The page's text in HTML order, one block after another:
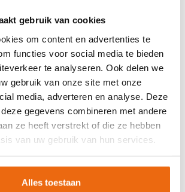
gebruik van cookies
om content en advertenties te
functies voor social media te bieden
te analyseren. Ook delen we
gebruik van onze site met onze
media, adverteren en analyse. Deze
gegevens combineren met andere
ze heeft verstrekt of die ze hebben
van uw gebruik van hun services.
Alles toestaan
IN
een leverancier bij jou in de buurt die
storten in Emmeloord? Dan ben je bij
adres. Wij bezorgen kant-en-klaar
is eenvoudig: vraag vrijblijvend